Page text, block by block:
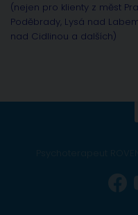
(nejen pro klienty z měst
Poděbrady, Lysá nad
nad Cidlinou a dalších)